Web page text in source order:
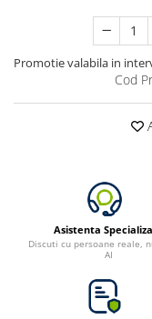
Promotie valabila in
Cod
Asistenta
Discuti cu persoane reale,
AI